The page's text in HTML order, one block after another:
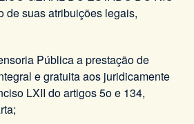
de suas atribuições legais,
Pública a prestação de
e gratuita aos juridicamente
LXII do artigos 5o e 134,